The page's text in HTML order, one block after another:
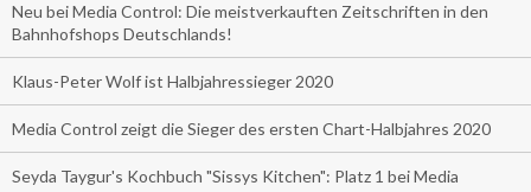
Neu bei Media Control: Die meistverkauften Zeitschriften in den
Bahnhofshops Deutschlands!
Klaus-Peter Wolf ist Halbjahressieger 2020
Media Control zeigt die Sieger des ersten Chart-Halbjahres 2020
Seyda Taygur's Kochbuch "Sissys Kitchen": Platz 1 bei Media